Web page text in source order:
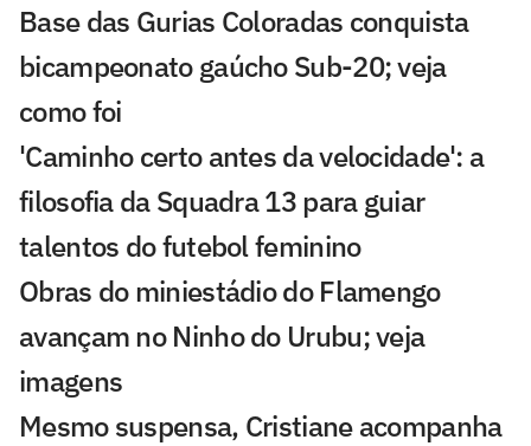
Base das Gurias Coloradas conquista
bicampeonato gaúcho Sub-20; veja
como foi
'Caminho certo antes da velocidade': a
filosofia da Squadra 13 para guiar
talentos do futebol feminino
Obras do miniestádio do Flamengo
avançam no Ninho do Urubu; veja
imagens
Mesmo suspensa, Cristiane acompanha